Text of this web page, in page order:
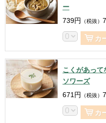
ー
739円 （税抜）
カ
こくがあっ
ソワーズ
671 円 （税抜）
カ